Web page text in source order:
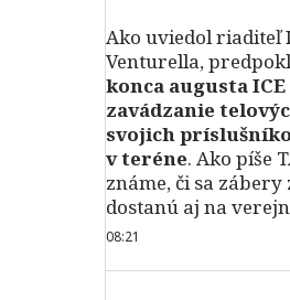
Ako uviedol riaditeľ
Venturella,
konca augusta
zavádzanie
svojich
v teréne. Ako píše
známe, či sa
dostanú aj na
08:21